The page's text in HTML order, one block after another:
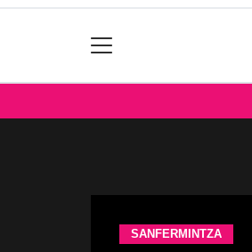
SANFERMINTZA